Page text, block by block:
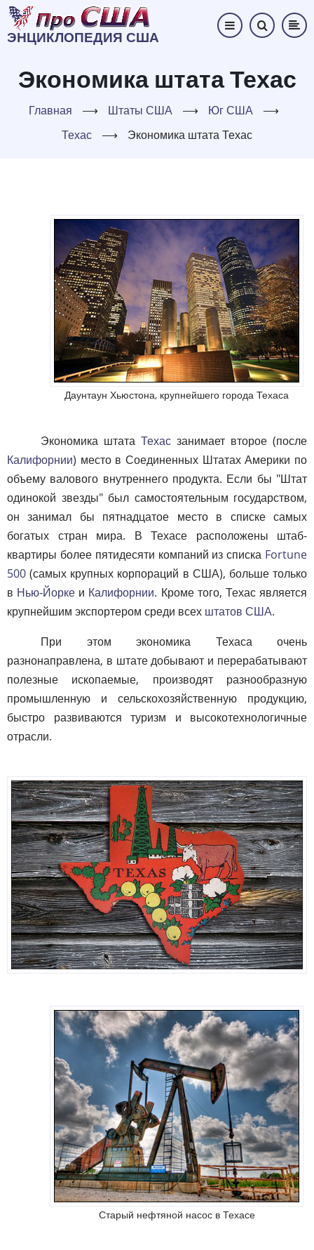
Перейти
основному
ЭНЦИКЛОПЕДИЯ США
Экономика штата Техас
Главная ⟶ Штаты США ⟶ Юг США
⟶
Техас
⟶ Экономика штата Техас
Даунтаун Хьюстона, крупнейшего города Техаса
Экономика штата Техас занимает второе (после
Калифорнии) место в Соединенных Штатах Америки по
объему валового внутреннего продукта. Если бы "Штат
одинокой звезды" был самостоятельным государством,
он занимал бы пятнадцатое место в списке самых
богатых стран мира. В Техасе расположены штаб-
квартиры более пятидесяти компаний из списка Fortune
500 (самых крупных корпораций в США), больше только
в Нью-Йорке и Калифорнии. Кроме того, Техас является
крупнейшим экспортером среди всех штатов США.
При этом экономика Техаса очень
разнонаправлена, в штате добывают и перерабатывают
полезные ископаемые, производят разнообразную
промышленную и сельскохозяйственную продукцию,
быстро развиваются туризм и высокотехнологичные
отрасли.
Старый нефтяной насос в Техасе